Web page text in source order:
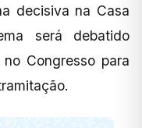
decisiva na Casa
será debatido
Congresso para